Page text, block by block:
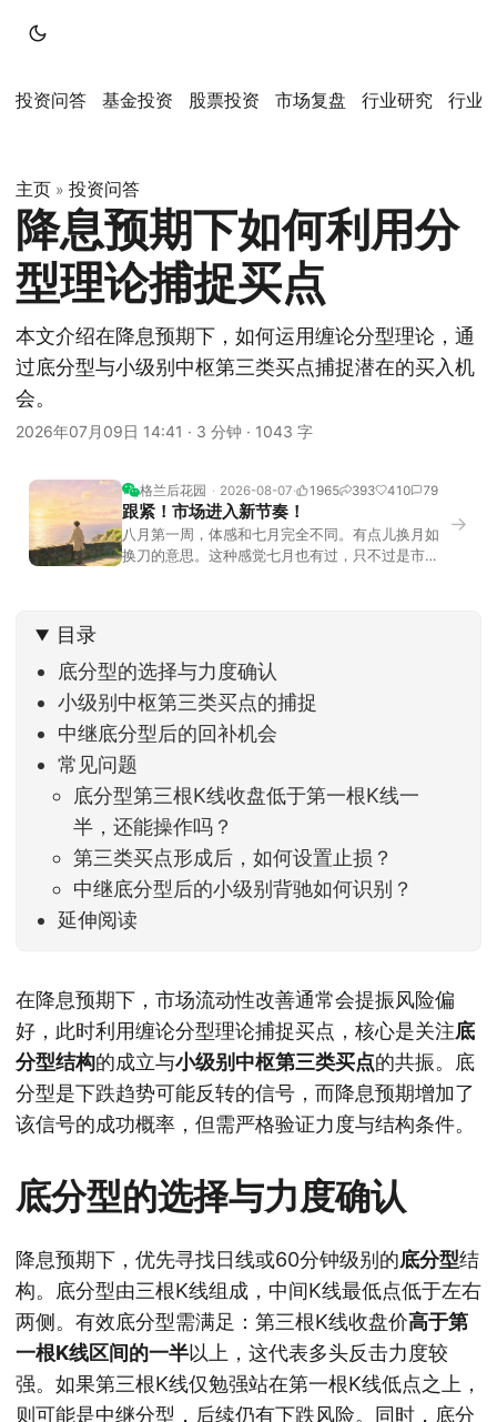
投资问答 基金投资 股票投资 市场复盘 行业研究 行业
主页 » 投资问答
降息预期下如何利用分
型理论捕捉买点
本文介绍在降息预期下，如何运用缠论分型理论，通
过底分型与小级别中枢第三类买点捕捉潜在的买入机
会。
2026年07月09日 14:41 · 3 分钟 · 1043 字
格兰后花园 2026-08-07 1965 393 410 79
跟紧！市场进入新节奏！
八月第一周，体感和七月完全不同。有点儿换月如
换刀的意思。这种感觉七月也有过，只不过是市场
家感受到了春天般的暖风。指数涨了百点，交易额
回暖到2
→
目录
底分型的选择与力度确认
小级别中枢第三类买点的捕捉
中继底分型后的回补机会
常见问题
底分型第三根K线收盘低于第一根K线一
半，还能操作吗？
第三类买点形成后，如何设置止损？
中继底分型后的小级别背驰如何识别？
延伸阅读
在降息预期下，市场流动性改善通常会提振风险偏
好，此时利用缠论分型理论捕捉买点，核心是关注底
分型结构的成立与小级别中枢第三类买点的共振。底
分型是下跌趋势可能反转的信号，而降息预期增加了
该信号的成功概率，但需严格验证力度与结构条件。
底分型的选择与力度确认
降息预期下，优先寻找日线或60分钟级别的底分型结
构。底分型由三根K线组成，中间K线最低点低于左右
两侧。有效底分型需满足：第三根K线收盘价高于第
一根K线区间的一半以上，这代表多头反击力度较
强。如果第三根K线仅勉强站在第一根K线低点之上，
则可能是中继分型，后续仍有下跌风险。同时，底分